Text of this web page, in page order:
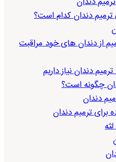
ترمیم دندان کدام است؟
از دندان های خود مراقبت
دندان نیاز داریم
چگونه است؟
دندان
برای ترمیم دندان